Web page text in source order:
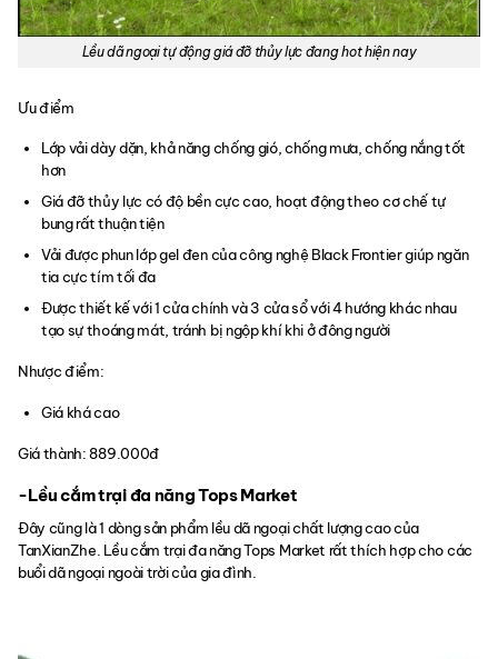
Lều dã ngoại tự động giá đỡ thủy lực đang hot hiện nay
Ưu điểm
Lớp vải dày dặn, khả năng chống gió, chống mưa, chống nắng tốt
hơn
Giá đỡ thủy lực có độ bền cực cao, hoạt động theo cơ chế tự
bung rất thuận tiện
Vải được phun lớp gel đen của công nghệ Black Frontier giúp ngăn
tia cực tím tối đa
Được thiết kế với 1 cửa chính và 3 cửa sổ với 4 hướng khác nhau
tạo sự thoáng mát, tránh bị ngộp khí khi ở đông người
Nhược điểm:
Giá khá cao
Giá thành: 889.000đ
-Lều cắm trại đa năng Tops Market
Đây cũng là 1 dòng sản phẩm lều dã ngoại chất lượng cao của
TanXianZhe. Lều cắm trại đa năng Tops Market rất thích hợp cho các
buổi dã ngoại ngoài trời của gia đình.